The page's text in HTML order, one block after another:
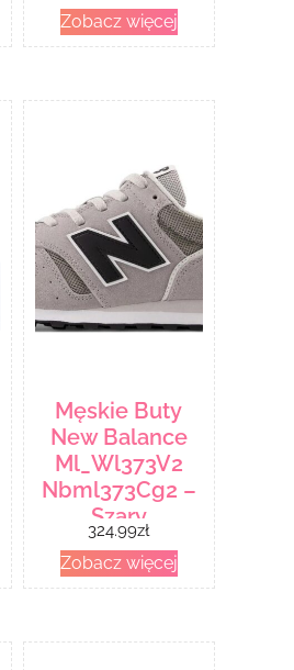
Zobacz więcej
Męskie Buty
New Balance
Ml_Wl373V2
Nbml373Cg2 –
Szary
324.99zł
Zobacz więcej